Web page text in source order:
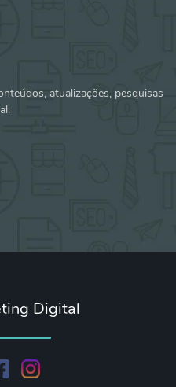
atualizações, pesquisas
Digital